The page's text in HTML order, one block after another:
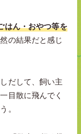
はん・おやつ等を
の結果だと感じ
だして、飼い主
目散に飛んでく
。